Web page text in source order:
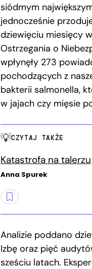
siódmym
jednocześnie
dziewięciu miesięcy
Ostrzegania o
wpłynęły 273
pochodzących z
bakterii salmonella,
w jajach czy mięsie
CZYTAJ TAKŻE
Katastrofa na talerzu
Anna Spurek
Analizie poddano
Izbę oraz pięć
sześciu latach.